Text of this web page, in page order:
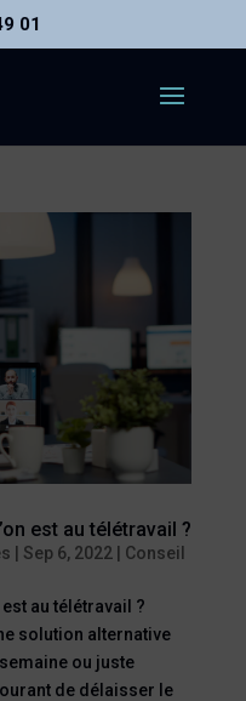
01
est au télétravail ?
Sep 6, 2022 Conseil
au télétravail ?
solution alternative
ou juste
de délaisser le